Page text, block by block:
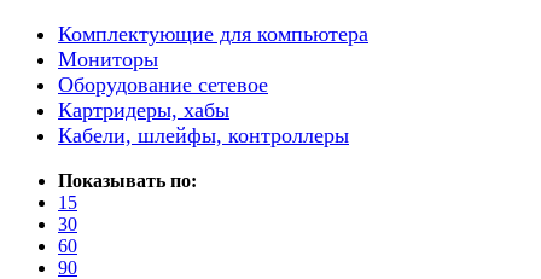
Комплектующие для компьютера
Мониторы
Оборудование сетевое
Картридеры, хабы
Кабели, шлейфы, контроллеры
Показывать по:
15
30
60
90